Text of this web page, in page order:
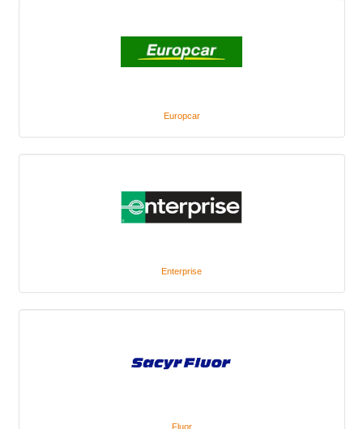
Europcar
Enterprise
Fluor